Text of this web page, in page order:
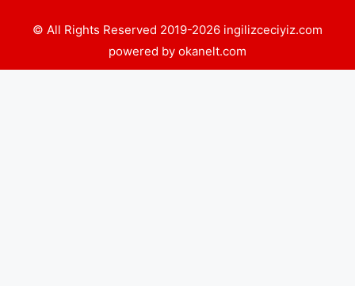
© All Rights Reserved 2019-2026 ingilizceciyiz.com
powered by okanelt.com